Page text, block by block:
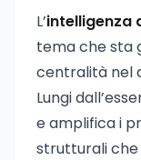
L’intelligenza
tema che sta
centralità nel
Lungi
e amplifica i
strutturali che